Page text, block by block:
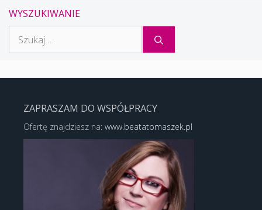
WYSZUKIWANIE
ZAPRASZAM DO WSPÓŁPRACY
Ofertę znajdziesz na: www.beatatomaszek.pl